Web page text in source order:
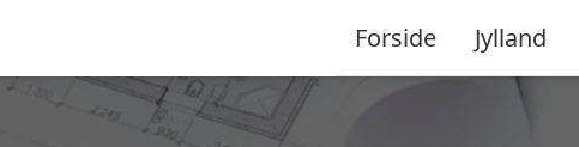
Forside Jylland